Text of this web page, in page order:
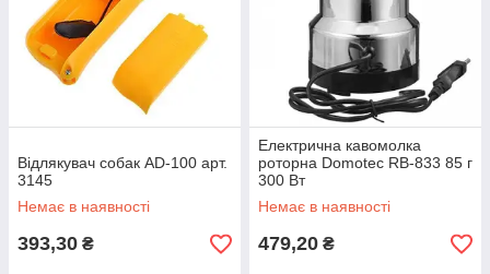
Відлякувач собак AD-100 арт.
3145
Немає в наявності
393,30 ₴
Електрична кавомолка
роторна Domotec RB-833 85 г
300 Вт
Немає в наявності
479,20 ₴